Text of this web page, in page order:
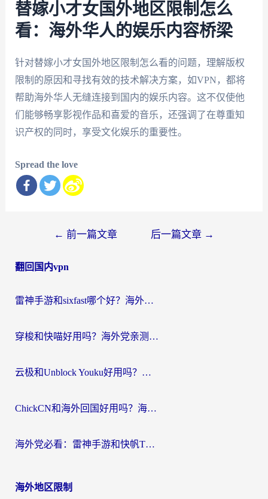
替嫁小才女国外地区限制怎么
看：海外华人的娱乐内容桥梁
针对替嫁小才女国外地区限制怎么看的问题，理解版权
限制的原因和寻找有效的技术解决方案，如VPN，都将
帮助海外华人无缝连接到国内的娱乐内容。这不仅使他
们能够畅享影视作品和喜爱的音乐，还强调了在尊重知
识产权的同时，享受文化娱乐的重要性。
Spread the love
导
← 前一篇文章 后一篇文章 →
翻回国内vpn
雷神手游和sixfast哪个好？海外党亲测3款回国加速器，教你选对不踩坑
穿梭和快喵好用吗？海外党亲测：小众加速器对比+番茄加速器深度体验
云极和Unblock Youku好用吗？海外党亲测+2026回国加速器避坑指南
ChickCN和海外回国好用吗？海外党2026亲测：从手游到影音，选对加速器的3个关键
海外党必看：雷神手游和快帆TV版好用吗？3步选对回国加速器不踩坑
海外地区限制